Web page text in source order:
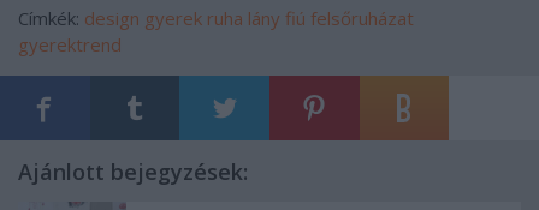
Címkék: design gyerek ruha lány fiú felsőruházat
gyerektrend
Ajánlott bejegyzések: